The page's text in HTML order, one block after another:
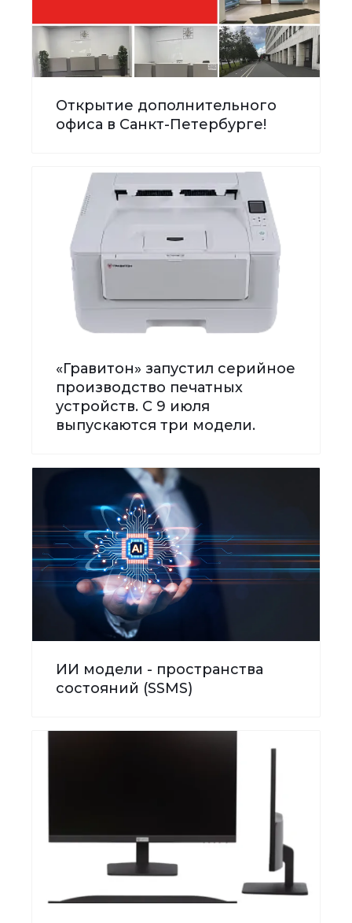
Открытие дополнительного
офиса в Санкт-Петербурге!
«Гравитон» запустил серийное
производство печатных
устройств. С 9 июля
выпускаются три модели.
ИИ модели - пространства
состояний (SSMS)